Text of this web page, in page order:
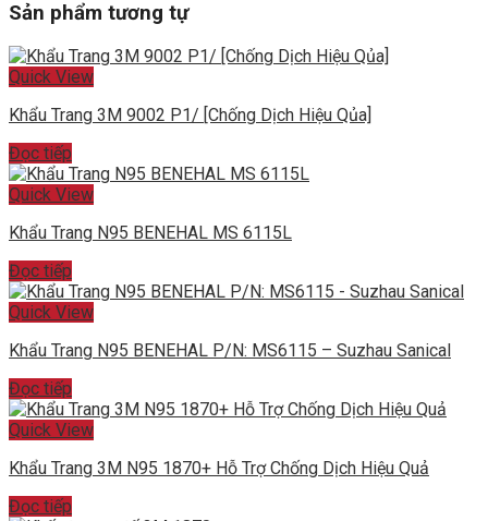
Sản phẩm tương tự
Quick View
Khẩu Trang 3M 9002 P1/ [Chống Dịch Hiệu Qủa]
Đọc tiếp
Quick View
Khẩu Trang N95 BENEHAL MS 6115L
Đọc tiếp
Quick View
Khẩu Trang N95 BENEHAL P/N: MS6115 – Suzhau Sanical
Đọc tiếp
Quick View
Khẩu Trang 3M N95 1870+ Hỗ Trợ Chống Dịch Hiệu Quả
Đọc tiếp